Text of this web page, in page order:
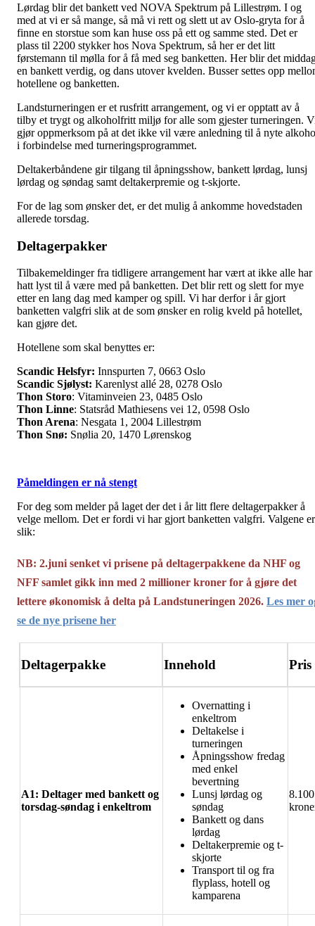
Lørdag blir det bankett ved NOVA Spektrum på Lillestrøm. I og
med at vi er så mange, så må vi rett og slett ut av Oslo-gryta for å
finne en storstue som kan huse oss på ett og samme sted. Det er
plass til 2200 stykker hos Nova Spektrum, så her er det litt
førstemann til mølla for å få med seg banketten. Her blir det
en bankett verdig, og dans utover kvelden. Busser settes opp
hotellene og banketten.
Landsturneringen er et rusfritt arrangement, og vi er opptatt av å
tilby et trygt og alkoholfritt miljø for alle som gjester turneringen.
gjør oppmerksom på at det ikke vil være anledning til å nyte
i forbindelse med turneringsprogrammet.
Deltakerbåndene gir tilgang til åpningsshow, bankett lørdag, lunsj
lørdag og søndag samt deltakerpremie og t-skjorte.
For de lag som ønsker det, er det mulig å ankomme hovedstaden
allerede torsdag.
Deltagerpakker
Tilbakemeldinger fra tidligere arrangement har vært at ikke alle har
hatt lyst til å være med på banketten. Det blir rett og slett for mye
etter en lang dag med kamper og spill. Vi har derfor i år gjort
banketten valgfri slik at de som ønsker en rolig kveld på hotellet,
kan gjøre det.
Hotellene som skal benyttes er:
Scandic Helsfyr: Innspurten 7, 0663 Oslo
Scandic Sjølyst: Karenlyst allé 28, 0278 Oslo
Thon Storo: Vitaminveien 23, 0485 Oslo
Thon Linne: Statsråd Mathiesens vei 12, 0598 Oslo
Thon Arena: Nesgata 1, 2004 Lillestrøm
Thon Snø: Snølia 20, 1470 Lørenskog
Påmeldingen er nå stengt
For deg som melder på laget der det i år litt flere deltagerpakker å
velge mellom. Det er fordi vi har gjort banketten valgfri. Valgene er
slik:
NB: 2.juni senket vi prisene på deltagerpakkene da NHF og
NFF samlet gikk inn med 2 millioner kroner for å gjøre det
lettere økonomisk å delta på Landstuneringen 2026. Les mer
se de nye prisene her
Deltagerpakke Innehold Pris
A1: Deltager med bankett og
torsdag-søndag i enkeltrom
Overnatting i
enkeltrom
Deltakelse i
turneringen
Åpningsshow fredag
med enkel
bevertning
Lunsj lørdag og
søndag
Bankett og dans
lørdag
Deltakerpremie og t-
skjorte
Transport til og fra
flyplass, hotell og
kamparena
8.100